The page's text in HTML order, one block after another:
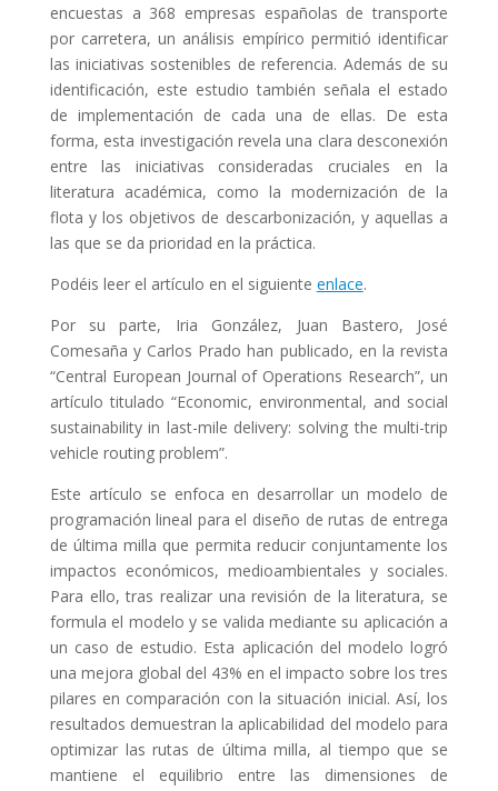
encuestas a 368 empresas españolas de transporte
por carretera, un análisis empírico permitió identificar
las iniciativas sostenibles de referencia. Además de su
identificación, este estudio también señala el estado
de implementación de cada una de ellas. De esta
forma, esta investigación revela una clara desconexión
entre las iniciativas consideradas cruciales en la
literatura académica, como la modernización de la
flota y los objetivos de descarbonización, y aquellas a
las que se da prioridad en la práctica.
Podéis leer el artículo en el siguiente enlace.
Por su parte, Iria González, Juan Bastero, José
Comesaña y Carlos Prado han publicado, en la revista
“Central European Journal of Operations Research”, un
artículo titulado “Economic, environmental, and social
sustainability in last-mile delivery: solving the multi-trip
vehicle routing problem”.
Este artículo se enfoca en desarrollar un modelo de
programación lineal para el diseño de rutas de entrega
de última milla que permita reducir conjuntamente los
impactos económicos, medioambientales y sociales.
Para ello, tras realizar una revisión de la literatura, se
formula el modelo y se valida mediante su aplicación a
un caso de estudio. Esta aplicación del modelo logró
una mejora global del 43% en el impacto sobre los tres
pilares en comparación con la situación inicial. Así, los
resultados demuestran la aplicabilidad del modelo para
optimizar las rutas de última milla, al tiempo que se
mantiene el equilibrio entre las dimensiones de